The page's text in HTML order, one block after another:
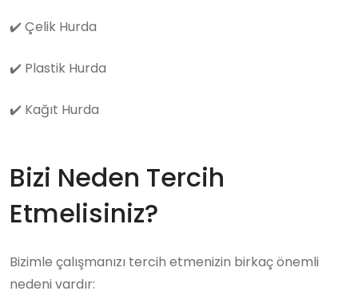
✔️ Çelik Hurda
✔️ Plastik Hurda
✔️ Kağıt Hurda
Bizi Neden Tercih
Etmelisiniz?
Bizimle çalışmanızı tercih etmenizin birkaç önemli
nedeni vardır: